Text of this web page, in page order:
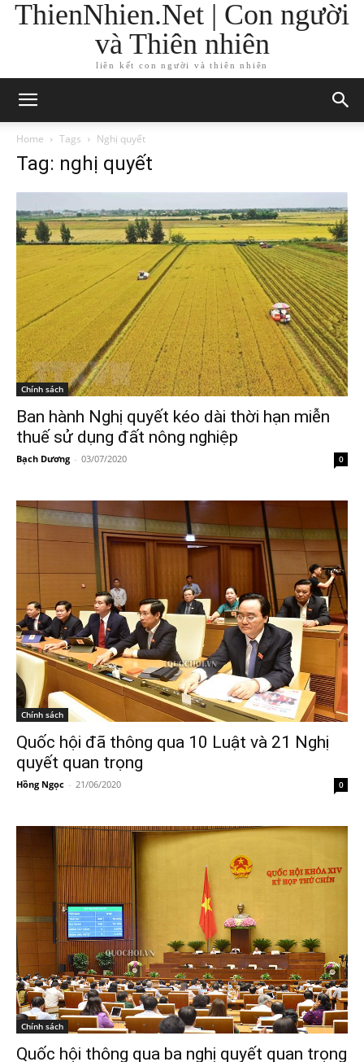
ThienNhien.Net | Con người
và Thiên nhiên
liên kết con người và thiên nhiên
Home Tags Nghị quyết
Tag: nghị quyết
Chính sách
Ban hành Nghị quyết kéo dài thời hạn miễn
thuế sử dụng đất nông nghiệp
Bạch Dương - 03/07/2020 0
Chính sách
Quốc hội đã thông qua 10 Luật và 21 Nghị
quyết quan trọng
Hồng Ngọc - 21/06/2020 0
Chính sách
Quốc hội thông qua ba nghị quyết quan trọng